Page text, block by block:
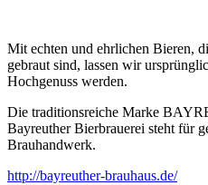
Mit echten und ehrlichen Bieren,
gebraut sind, lassen wir
Hochgenuss werden.
Die traditionsreiche Marke
Bayreuther Bierbrauerei steht für
Brauhandwerk.
http://bayreuther-brauhaus.de/